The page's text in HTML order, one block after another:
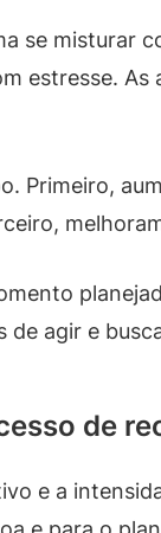
se misturar
estresse.
Primeiro,
agir e
de
e a